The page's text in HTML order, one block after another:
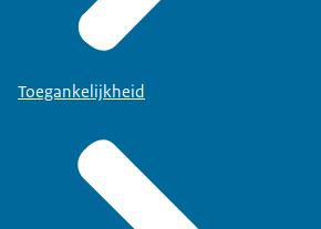
Toegankelijkheid